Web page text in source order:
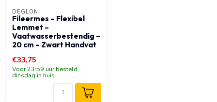
DÉGLON
Fileermes – Flexibel
Lemmet –
Vaatwasserbestendig –
20 cm – Zwart Handvat
€33,75
Voor 23:59 uur besteld,
dinsdag in huis